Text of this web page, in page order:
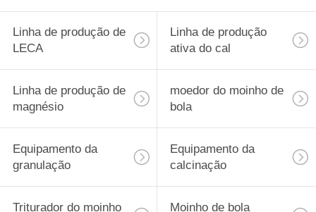
PRIVACIDADE
Linha de produção de
LECA
Linha de produção
ativa do cal
Linha de produção de
magnésio
moedor do moinho de
bola
Equipamento da
granulação
Equipamento da
calcinação
Triturador do moinho Moinho de bola